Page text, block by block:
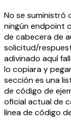
No se suministró
ningún endpoint
de cabecera de
solicitud/
adivinado aquí
lo copiara y
sección es una
de código de
oficial actual de
línea de código